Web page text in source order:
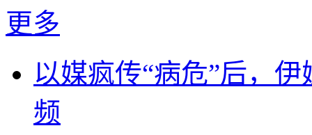
更多
以媒疯传“病危”后，
频